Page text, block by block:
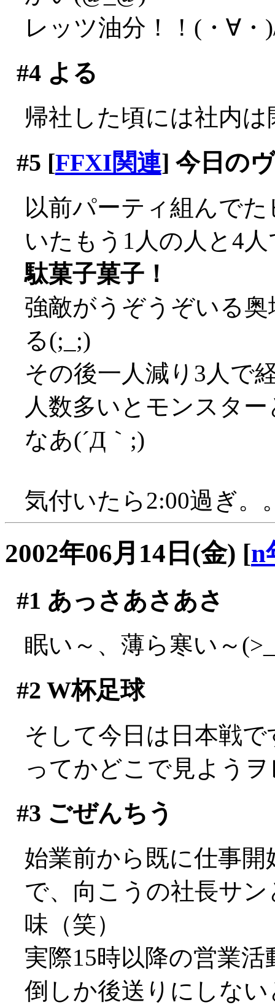
レッツ油分！！(・∀・
#4よる
帰社した頃には社内は
#5 [FFXI関連] 今日の
以前パーティ組んで
いたもう1人の人と4
駄菓子菓子！
強敵がうぞうぞいる
る(;_;)
その後一人減り3人で
人数多いとモンスタ
なあ(´Д｀;)
気付いたら2:00過ぎ。
2002年06月14日(金) [n
#1 あっさあさあさ
眠い～、薄ら寒い～
#2 W杯足球
そして今日は日本戦で
ってかどこで見よう
#3 ごぜんちう
始業前から既に仕事
で、向こうの社長サ
味（笑）
実際15時以降の営業
倒しか後送りにしな